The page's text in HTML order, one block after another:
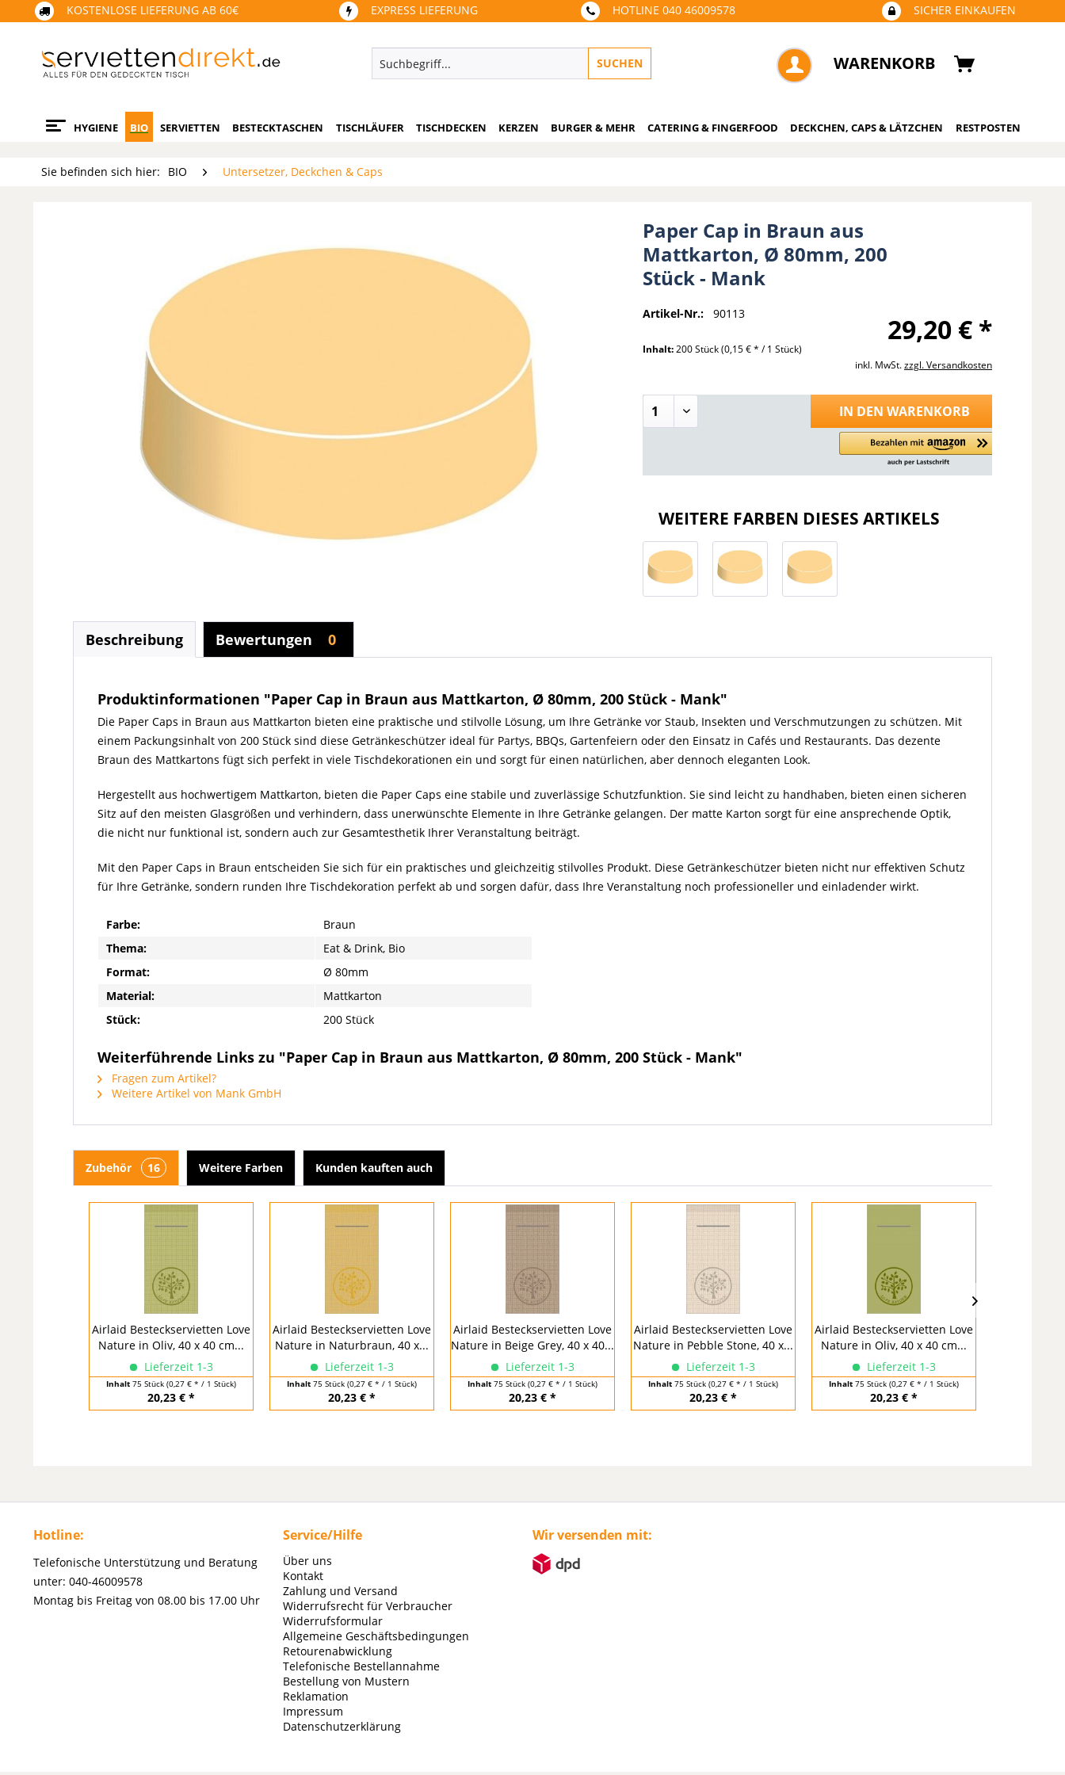
KOSTENLOSE LIEFERUNG AB 60€ EXPRESS LIEFERUNG HOTLINE 040 46009578 SICHER EINKAUFEN
SUCHEN WARENKORB
HYGIENE BIO SERVIETTEN BESTECKTASCHEN TISCHLÄUFER TISCHDECKEN KERZEN BURGER & MEHR CATERING & FINGERFOOD DECKCHEN, CAPS & LÄTZCHEN RESTPOSTEN
Sie befinden sich hier: BIO Untersetzer, Deckchen & Caps
Paper Cap in Braun aus
Mattkarton, Ø 80mm, 200
Stück - Mank
Artikel-Nr.: 90113 29,20 € *
Inhalt:200 Stück(0,15 € * / 1 Stück)
inkl. MwSt.zzgl. Versandkosten
IN DEN WARENKORB
WEITERE FARBEN DIESES ARTIKELS
Beschreibung Bewertungen 0
Produktinformationen "Paper Cap in Braun aus Mattkarton, Ø 80mm, 200 Stück - Mank"
Die Paper Caps in Braun aus Mattkarton bieten eine praktische und stilvolle Lösung, um Ihre Getränke vor Staub, Insekten und Verschmutzungen zu schützen. Mit
einem Packungsinhalt von 200 Stück sind diese Getränkeschützer ideal für Partys, BBQs, Gartenfeiern oder den Einsatz in Cafés und Restaurants. Das dezente
Braun des Mattkartons fügt sich perfekt in viele Tischdekorationen ein und sorgt für einen natürlichen, aber dennoch eleganten Look.
Hergestellt aus hochwertigem Mattkarton, bieten die Paper Caps eine stabile und zuverlässige Schutzfunktion. Sie sind leicht zu handhaben, bieten einen sicheren
Sitz auf den meisten Glasgrößen und verhindern, dass unerwünschte Elemente in Ihre Getränke gelangen. Der matte Karton sorgt für eine ansprechende Optik,
die nicht nur funktional ist, sondern auch zur Gesamtesthetik Ihrer Veranstaltung beiträgt.
Mit den Paper Caps in Braun entscheiden Sie sich für ein praktisches und gleichzeitig stilvolles Produkt. Diese Getränkeschützer bieten nicht nur effektiven Schutz
für Ihre Getränke, sondern runden Ihre Tischdekoration perfekt ab und sorgen dafür, dass Ihre Veranstaltung noch professioneller und einladender wirkt.
Farbe:
Braun
Thema:
Eat & Drink, Bio
Format:
Ø 80mm
Material:
Mattkarton
Stück:
200 Stück
Weiterführende Links zu "Paper Cap in Braun aus Mattkarton, Ø 80mm, 200 Stück - Mank"
Fragen zum Artikel?
Weitere Artikel von Mank GmbH
Zubehör 16 Weitere Farben Kunden kauften auch
Airlaid Besteckservietten Love
Nature in Oliv, 40 x 40 cm...
Lieferzeit 1-3
Inhalt 75 Stück (0,27 € * / 1 Stück)
20,23 € *
Airlaid Besteckservietten Love
Nature in Naturbraun, 40 x...
Lieferzeit 1-3
Inhalt 75 Stück (0,27 € * / 1 Stück)
20,23 € *
Airlaid Besteckservietten Love
Nature in Beige Grey, 40 x 40...
Lieferzeit 1-3
Inhalt 75 Stück (0,27 € * / 1 Stück)
20,23 € *
Airlaid Besteckservietten Love
Nature in Pebble Stone, 40 x...
Lieferzeit 1-3
Inhalt 75 Stück (0,27 € * / 1 Stück)
20,23 € *
Airlaid Besteckservietten Love
Nature in Oliv, 40 x 40 cm...
Lieferzeit 1-3
Inhalt 75 Stück (0,27 € * / 1 Stück)
20,23 € *
Hotline:
Telefonische Unterstützung und Beratung
unter: 040-46009578
Montag bis Freitag von 08.00 bis 17.00 Uhr
Service/Hilfe
Über uns
Kontakt
Zahlung und Versand
Widerrufsrecht für Verbraucher
Widerrufsformular
Allgemeine Geschäftsbedingungen
Retourenabwicklung
Telefonische Bestellannahme
Bestellung von Mustern
Reklamation
Impressum
Datenschutzerklärung
Wir versenden mit: